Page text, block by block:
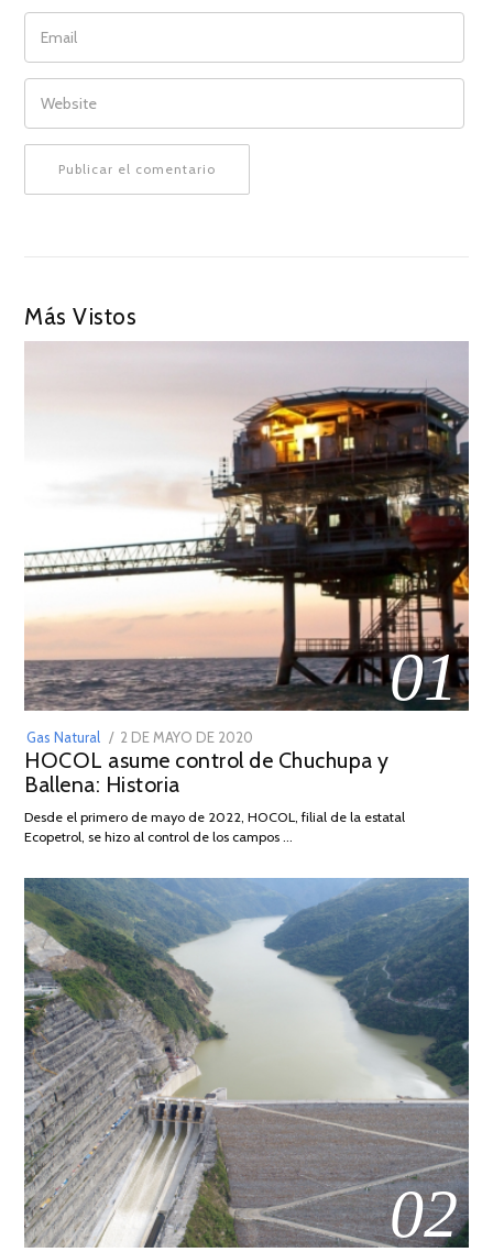
EMAIL
WEBSITE
Más Vistos
01
Gas Natural
POSTED
ON
2 DE MAYO DE 2020
DE
2026
HOCOL asume control de Chuchupa y
Ballena: Historia
Desde el primero de mayo de 2022, HOCOL, filial de la estatal
Ecopetrol, se hizo al control de los campos …
02